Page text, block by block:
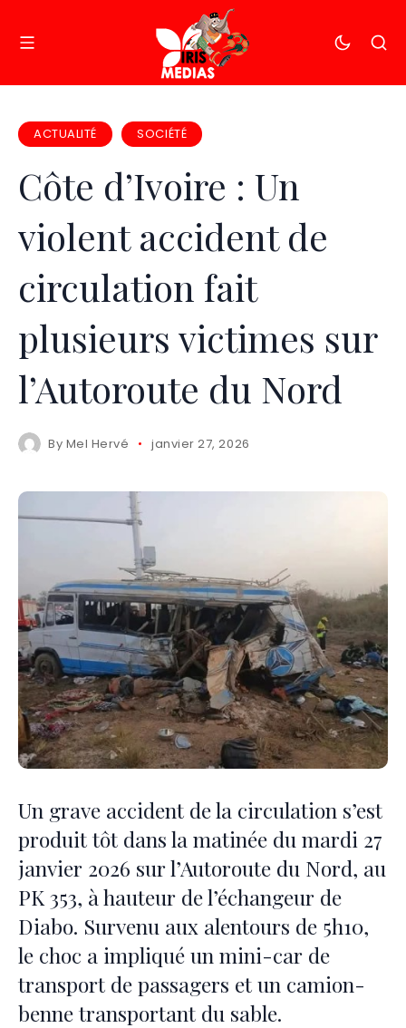
ACTUALITÉ SOCIÉTÉ
Côte d’Ivoire : Un
violent accident de
circulation fait
plusieurs victimes sur
l’Autoroute du Nord
By Mel Hervé janvier 27, 2026
Un grave accident de la circulation s’est
produit tôt dans la matinée du mardi 27
janvier 2026 sur l’Autoroute du Nord, au
PK 353, à hauteur de l’échangeur de
Diabo. Survenu aux alentours de 5h10,
le choc a impliqué un mini-car de
transport de passagers et un camion-
benne transportant du sable.